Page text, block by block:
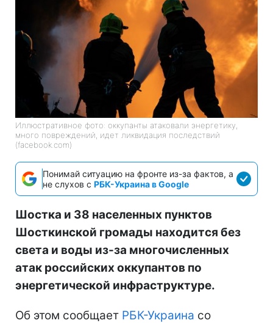
Иллюстративное фото: оккупанты атаковали энергетику,
много повреждений, идет ликвидация последствий
(facebook.com)
Понимай ситуацию на фронте из-за фактов, а
не слухов с РБК-Украина в Google
Шостка и 38 населенных пунктов
Шосткинской громады находится без
света и воды из-за многочисленных
атак российских оккупантов по
энергетической инфраструктуре.
Об этом сообщает РБК-Украина со